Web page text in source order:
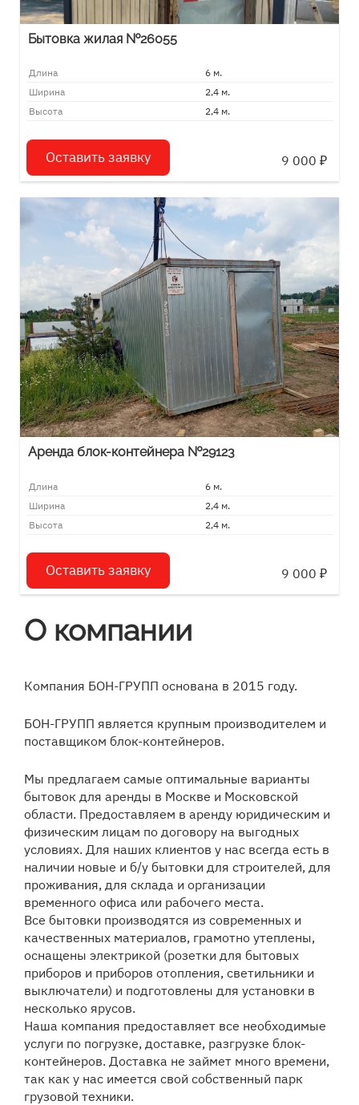
Бытовка жилая №26055
Длина
6 м.
Ширина
2,4 м.
Высота
2,4 м.
Оставить заявку 9 000 ₽
Аренда блок-контейнера №29123
Длина
6 м.
Ширина
2,4 м.
Высота
2,4 м.
Оставить заявку 9 000 ₽
О компании
Компания БОН-ГРУПП основана в 2015 году.
БОН-ГРУПП является крупным производителем и
поставщиком блок-контейнеров.
Мы предлагаем самые оптимальные варианты
бытовок для аренды в Москве и Московской
области. Предоставляем в аренду юридическим и
физическим лицам по договору на выгодных
условиях. Для наших клиентов у нас всегда есть в
наличии новые и б/у бытовки для строителей, для
проживания, для склада и организации
временного офиса или рабочего места.
Все бытовки производятся из современных и
качественных материалов, грамотно утеплены,
оснащены электрикой (розетки для бытовых
приборов и приборов отопления, светильники и
выключатели) и подготовлены для установки в
несколько ярусов.
Наша компания предоставляет все необходимые
услуги по погрузке, доставке, разгрузке блок-
контейнеров. Доставка не займет много времени,
так как у нас имеется свой собственный парк
грузовой техники.